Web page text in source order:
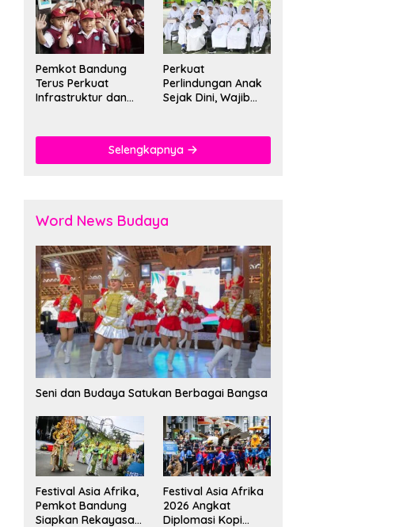
Pemkot Bandung
Terus Perkuat
Infrastruktur dan
Perkuat
Perlindungan Anak
Sejak Dini, Wajib
Kekerasan
Selengkapnya
Word News Budaya
Seni dan Budaya Satukan Berbagai Bangsa
Festival Asia Afrika,
Pemkot Bandung
Siapkan Rekayasa
Festival Asia Afrika
2026 Angkat
Diplomasi Kopi